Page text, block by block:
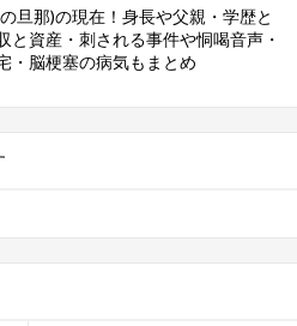
旦那)の現在！身長や父親・学歴と
と資産・刺される事件や恫喝音声・
・脳梗塞の病気もまとめ